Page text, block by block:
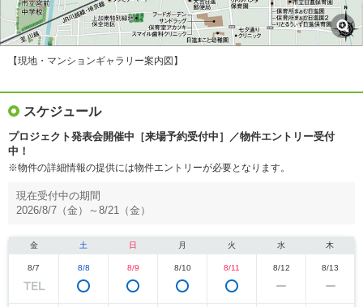
【現地・マンションギャラリー案内図】
スケジュール
プロジェクト発表会開催中［来場予約受付中］／物件エントリー受付
中！
※物件の詳細情報の提供には物件エントリーが必要となります。
現在受付中の期間
2026/8/7（金）～8/21（金）
金 土 日 月 火 水 木
8/7 8/8 8/9 8/10 8/11 8/12 8/13